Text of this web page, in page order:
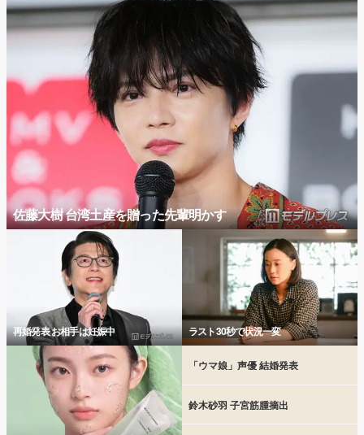
佐藤大樹 台湾土産を贈った先輩明かす
再婚発表 お相手は妊娠中 ラスト30秒で状況一変
「ウマ娘」声優 結婚発表
鈴木砂羽 子宮筋腫摘出